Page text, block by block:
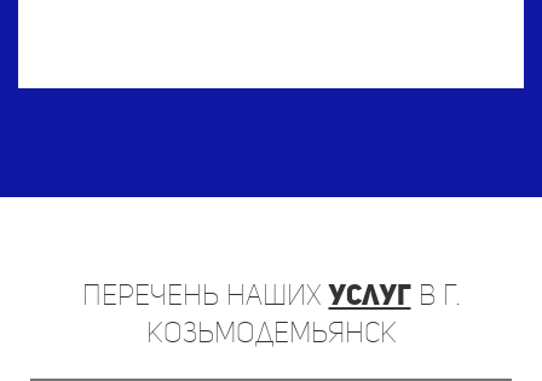
Перечень нашихуслугв г.
Козьмодемьянск